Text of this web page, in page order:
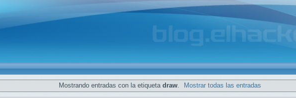
Mostrando entradas con la etiqueta draw. Mostrar todas las entradas